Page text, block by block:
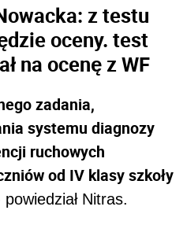
z testu
oceny. test
na ocenę z WF
zadania,
systemu diagnozy
ruchowych
od IV klasy szkoły
powiedział Nitras.